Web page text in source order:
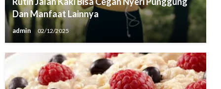
Dan Manfaat Lainnya
admin 02/12/2025